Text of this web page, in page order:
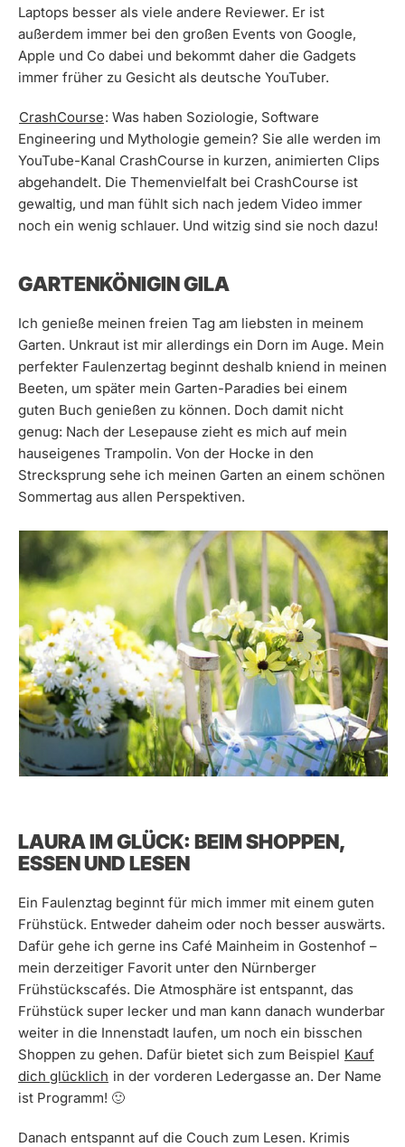
Laptops besser als viele andere Reviewer. Er ist
außerdem immer bei den großen Events von Google,
Apple und Co dabei und bekommt daher die Gadgets
immer früher zu Gesicht als deutsche YouTuber.
CrashCourse: Was haben Soziologie, Software
Engineering und Mythologie gemein? Sie alle werden im
YouTube-Kanal CrashCourse in kurzen, animierten Clips
abgehandelt. Die Themenvielfalt bei CrashCourse ist
gewaltig, und man fühlt sich nach jedem Video immer
noch ein wenig schlauer. Und witzig sind sie noch dazu!
GARTENKÖNIGIN GILA
Ich genieße meinen freien Tag am liebsten in meinem
Garten. Unkraut ist mir allerdings ein Dorn im Auge. Mein
perfekter Faulenzertag beginnt deshalb kniend in meinen
Beeten, um später mein Garten-Paradies bei einem
guten Buch genießen zu können. Doch damit nicht
genug: Nach der Lesepause zieht es mich auf mein
hauseigenes Trampolin. Von der Hocke in den
Strecksprung sehe ich meinen Garten an einem schönen
Sommertag aus allen Perspektiven.
LAURA IM GLÜCK: BEIM SHOPPEN,
ESSEN UND LESEN
Ein Faulenztag beginnt für mich immer mit einem guten
Frühstück. Entweder daheim oder noch besser auswärts.
Dafür gehe ich gerne ins Café Mainheim in Gostenhof –
mein derzeitiger Favorit unter den Nürnberger
Frühstückscafés. Die Atmosphäre ist entspannt, das
Frühstück super lecker und man kann danach wunderbar
weiter in die Innenstadt laufen, um noch ein bisschen
Shoppen zu gehen. Dafür bietet sich zum Beispiel Kauf
dich glücklich in der vorderen Ledergasse an. Der Name
ist Programm! 🙂
Danach entspannt auf die Couch zum Lesen. Krimis